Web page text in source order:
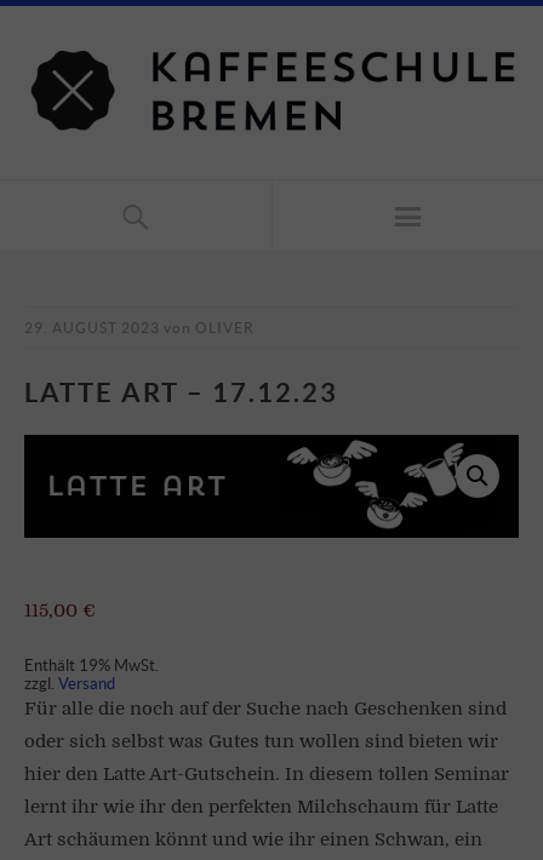
29. AUGUST 2023 von OLIVER
LATTE ART – 17.12.23
115,00 €
Enthält 19% MwSt.
zzgl. Versand
Für alle die noch auf der Suche nach Geschenken sind
oder sich selbst was Gutes tun wollen sind bieten wir
hier den Latte Art-Gutschein. In diesem tollen Seminar
lernt ihr wie ihr den perfekten Milchschaum für Latte
Art schäumen könnt und wie ihr einen Schwan, ein